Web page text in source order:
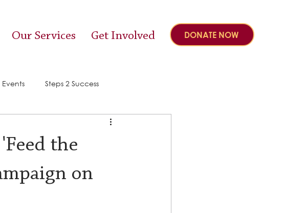
Our Services Get Involved DONATE NOW
Events Steps 2 Success
the
on